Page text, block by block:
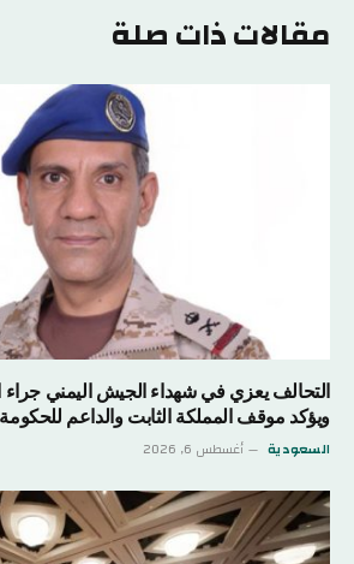
مقالات ذات صلة
التحالف يعزي في شهداء الجيش اليمني جراء
ويؤكد موقف المملكة الثابت والداعم
السعودية أغسطس 6, 2026